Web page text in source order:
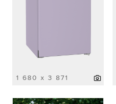
1 680 x 3 871